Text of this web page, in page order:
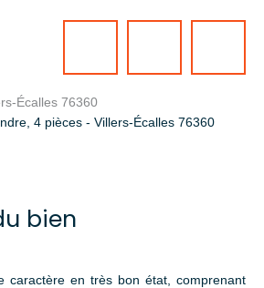
Écalles 76360
4 pièces - Villers-Écalles 76360
bien
caractère en très bon état, comprenant